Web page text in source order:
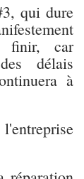
qui dure
finir, car
délais
à